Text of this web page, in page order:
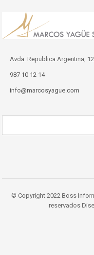
Avda. Republica Argentina,
987 10 12 14
info@marcosyague.com
© Copyright 2022 Boss
reservados